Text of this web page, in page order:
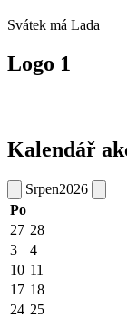
Svátek má Lada
Logo 1
Kalendář
Srpen2026
Po
27 28
3
4
10 11
17 18
24 25